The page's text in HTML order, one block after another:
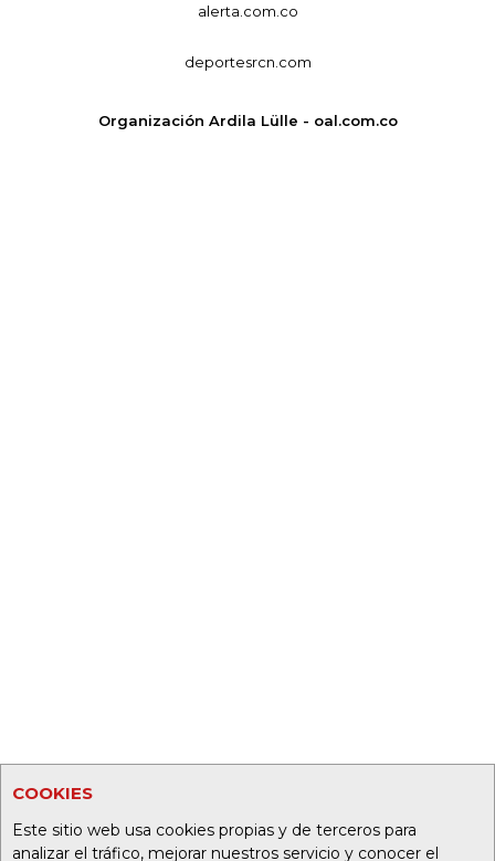
COOKIES
Este sitio web usa cookies propias y de terceros para
analizar el tráfico, mejorar nuestros servicio y conocer el
alerta.com.co
deportesrcn.com
Organización Ardila Lülle - oal.com.co